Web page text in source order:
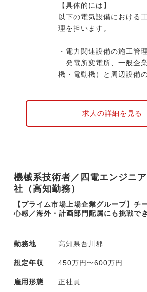
【具体的には】
以下の電気設備における
理を担います。
・電力関連設備の施工管理
発電所変電所、一般企
機・電動機）と周辺設備
・新エネルギー分野の設
の電気設備の計画・施工
民間企業のプラント建設
の敷設、
特別高圧(66V以上)受変
求人の詳細を見る
機械系技術者／四電エンジニ
社（高知勤務）
【プライム市場上場企業グループ】チ
心感／海外・計画部門配属にも挑戦で
勤務地 高知県吾川郡
想定年収 450万円〜600万円
雇用形態 正社員